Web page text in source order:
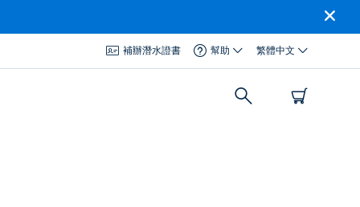
補辦潛水證書 幫助 繁體中文